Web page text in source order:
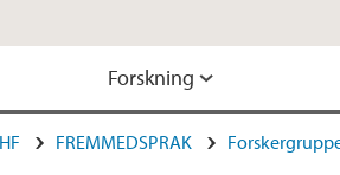
Forskning
oss
HF FREMMEDSPRAK